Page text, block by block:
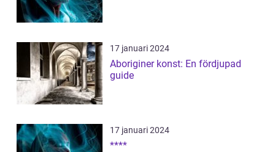
17 januari 2024
Aboriginer konst: En fördjupad
guide
17 januari 2024
****